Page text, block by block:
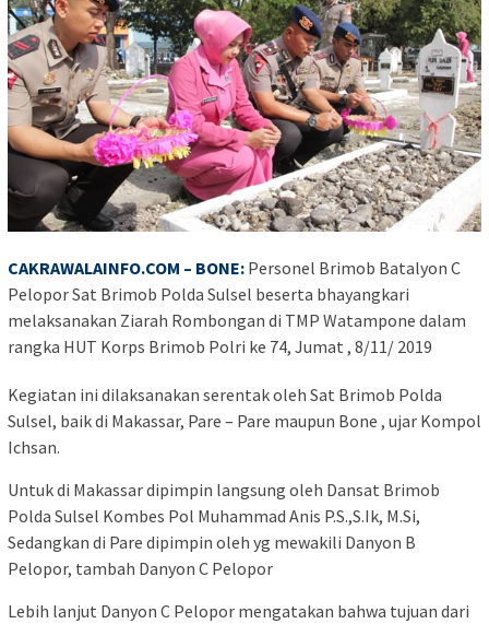
CAKRAWALAINFO.COM – BONE: Personel Brimob Batalyon C
Pelopor Sat Brimob Polda Sulsel beserta bhayangkari
melaksanakan Ziarah Rombongan di TMP Watampone dalam
rangka HUT Korps Brimob Polri ke 74, Jumat , 8/11/ 2019
Kegiatan ini dilaksanakan serentak oleh Sat Brimob Polda
Sulsel, baik di Makassar, Pare – Pare maupun Bone , ujar Kompol
Ichsan.
Untuk di Makassar dipimpin langsung oleh Dansat Brimob
Polda Sulsel Kombes Pol Muhammad Anis P.S.,S.Ik, M.Si,
Sedangkan di Pare dipimpin oleh yg mewakili Danyon B
Pelopor, tambah Danyon C Pelopor
Lebih lanjut Danyon C Pelopor mengatakan bahwa tujuan dari